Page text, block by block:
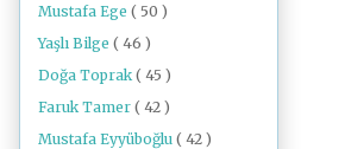
Mustafa Ege ( 50 )
Yaşlı Bilge ( 46 )
Doğa Toprak ( 45 )
Faruk Tamer ( 42 )
Mustafa Eyyüboğlu ( 42 )